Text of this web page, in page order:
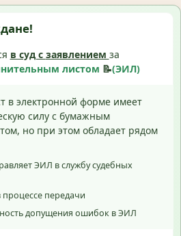
в суд с заявлением за
листом 📝(ЭИЛ)
в электронной форме имеет
силу с бумажным
но при этом обладает рядом
ЭИЛ в службу судебных
передачи
допущения ошибок в ЭИЛ